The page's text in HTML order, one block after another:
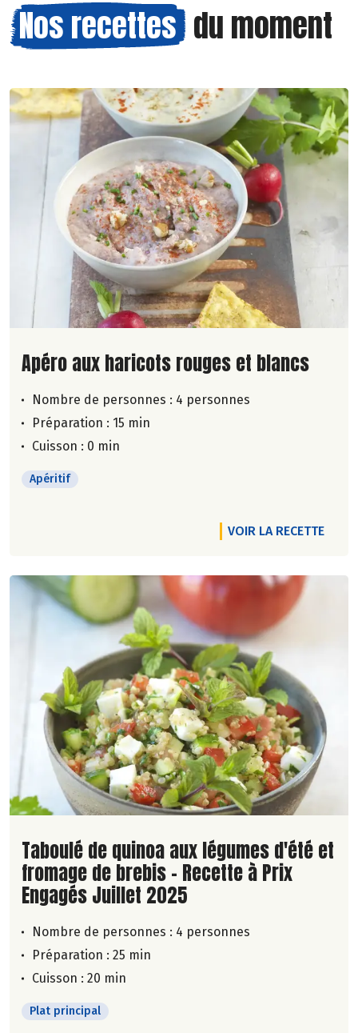
Nos recettes du moment
Lire la suite de la recette
Apéro aux haricots rouges et blancs
Nombre de personnes : 4 personnes
Préparation : 15 min
Cuisson : 0 min
Apéritif
VOIR LA RECETTE
Lire la suite de la recette
Taboulé de quinoa aux légumes d'été et
fromage de brebis - Recette à Prix
Engagés Juillet 2025
Nombre de personnes : 4 personnes
Préparation : 25 min
Cuisson : 20 min
Plat principal